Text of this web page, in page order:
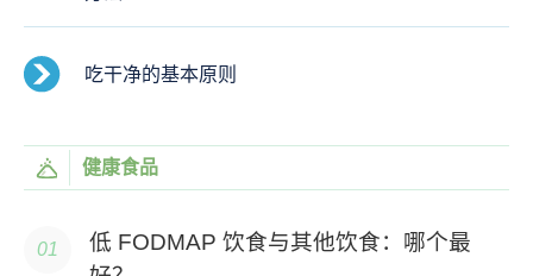
吃干净的基本原则
健康食品
低 FODMAP 饮食与其他饮食：哪个最